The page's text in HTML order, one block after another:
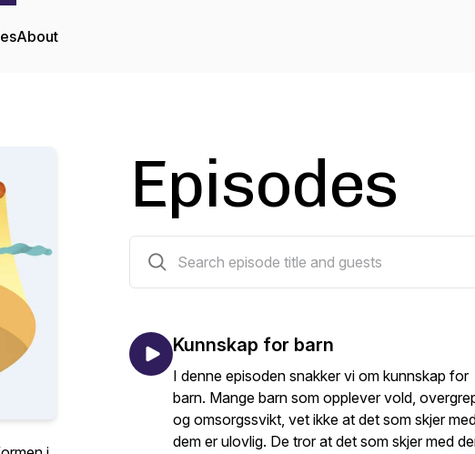
About
Episodes
Kunnskap for barn
I denne episoden snakker vi om kunnskap for
barn. Mange barn som opplever vold,
og omsorgssvikt, vet ikke at det som skjer
dem er ulovlig. De tror at det som skjer med